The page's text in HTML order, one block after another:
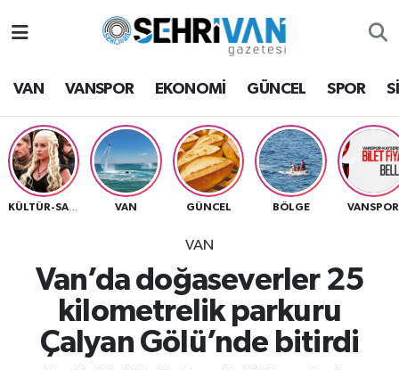
VAN VANSPOR EKONOMİ GÜNCEL SPOR
KÜLTÜR-SANAT VAN GÜNCEL BÖLGE VANSPOR
VAN
Van’da doğaseverler 25
kilometrelik parkuru
Çalyan Gölü’nde bitirdi
Van Hava Durumu
VAN Namaz Vakitleri
Van Trafik Yoğunluk Haritası
Süper Lig Puan Durumu ve Fikstür
Tüm Manşetler
Son Dakika Haberleri